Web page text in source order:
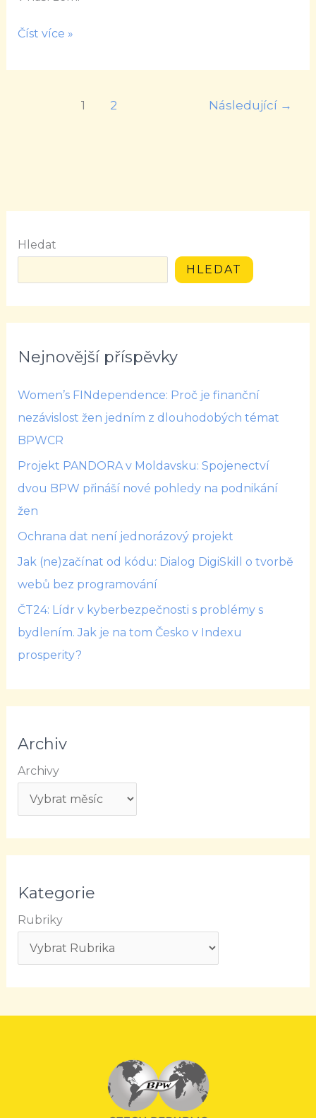
Číst více »
1 2 Následující →
Hledat
HLEDAT
Nejnovější příspěvky
Women’s FINdependence: Proč je finanční
nezávislost žen jedním z dlouhodobých témat
BPWCR
Projekt PANDORA v Moldavsku: Spojenectví
dvou BPW přináší nové pohledy na podnikání
žen
Ochrana dat není jednorázový projekt
Jak (ne)začínat od kódu: Dialog DigiSkill o tvorbě
webů bez programování
ČT24: Lídr v kyberbezpečnosti s problémy s
bydlením. Jak je na tom Česko v Indexu
prosperity?
Archiv
Archivy
Kategorie
Rubriky